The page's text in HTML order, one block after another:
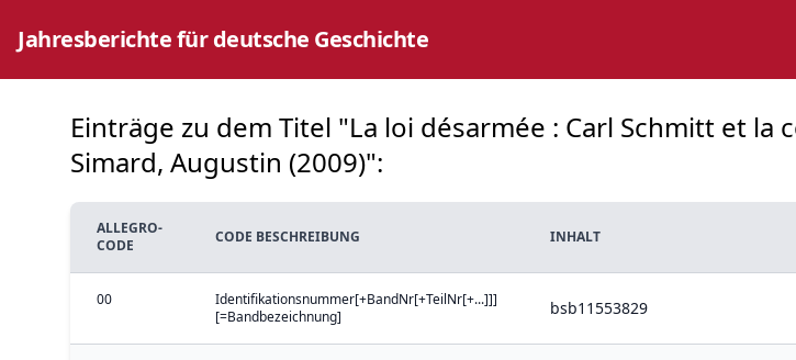
Jahresberichte für deutsche Geschichte
Einträge zu dem Titel "La loi désarmée : Carl Schmitt et
Simard, Augustin (2009)":
ALLEGRO-
CODE
CODE BESCHREIBUNG INHALT
00
Identifikationsnummer[+BandNr[+TeilNr[+...]]]
[=Bandbezeichnung]
bsb11553829